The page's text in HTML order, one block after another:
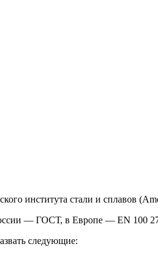
института стали и сплавов
— ГОСТ, в Европе — EN 100
следующие: